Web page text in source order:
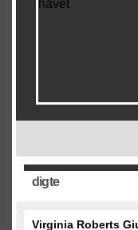
digte
Virginia Roberts